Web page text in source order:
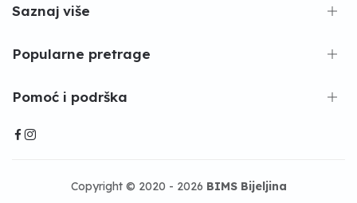
Saznaj više
Popularne pretrage
Pomoć i podrška
Copyright © 2020 - 2026 BIMS Bijeljina